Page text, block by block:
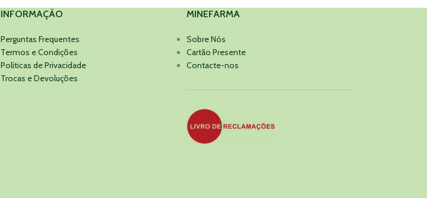
INFORMAÇÃO
Perguntas Frequentes
Termos e Condições
Políticas de Privacidade
Trocas e Devoluções
MINEFARMA
Sobre Nós
Cartão Presente
Contacte-nos